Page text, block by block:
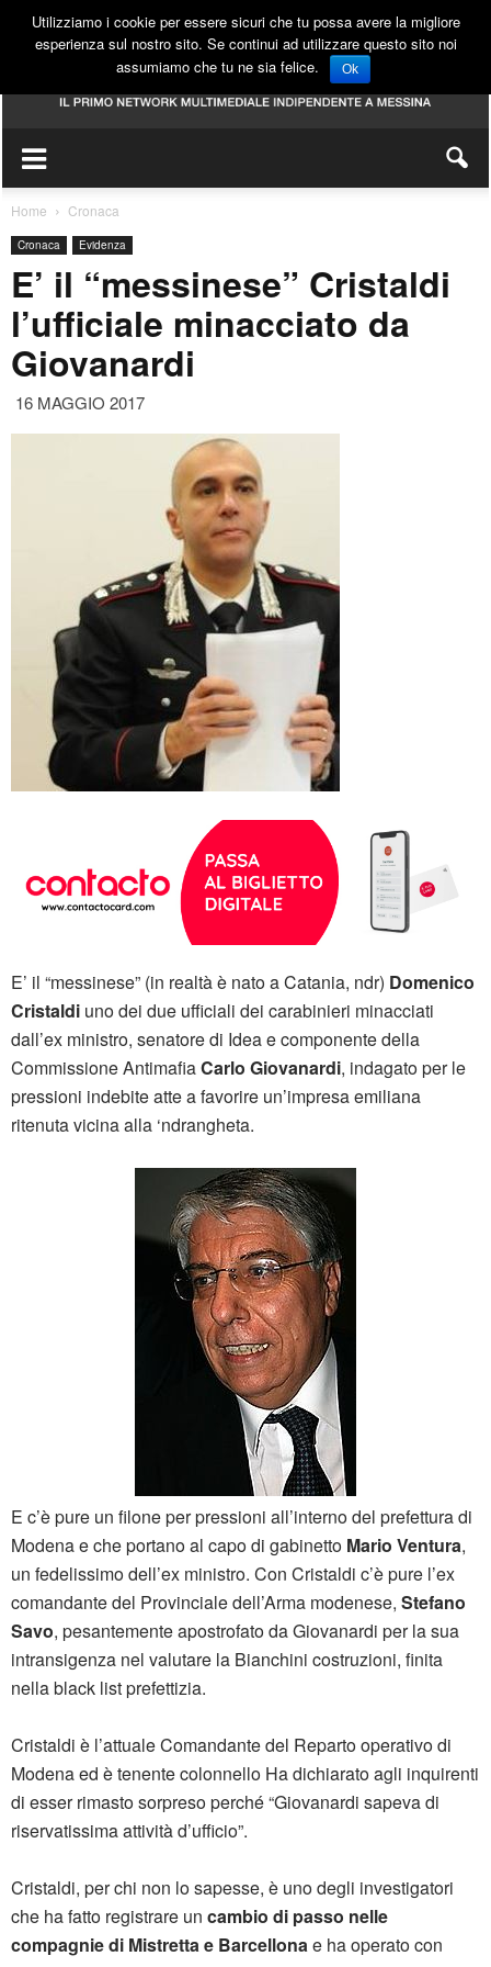
Home Cronaca
Cronaca Evidenza
E’ il “messinese” Cristaldi
l’ufficiale minacciato da
Giovanardi
16 MAGGIO 2017
E’ il “messinese” (in realtà è nato a Catania, ndr) Domenico
Cristaldi uno dei due ufficiali dei carabinieri minacciati
dall’ex ministro, senatore di Idea e componente della
Commissione AntimafiaCarlo Giovanardi, indagato per le
pressioni indebite atte a favorire un’impresa emiliana
ritenuta vicina alla ‘ndrangheta.
E c’è pure un filone per pressioni all’interno del prefettura di
Modena e che portano al capo di gabinetto Mario Ventura,
un fedelissimo dell’ex ministro. Con Cristaldi c’è pure l’ex
comandante del Provinciale dell’Arma modenese, Stefano
Savo, pesantemente apostrofato da Giovanardi per la sua
intransigenza nel valutare la Bianchini costruzioni, finita
nella black list prefettizia.
Cristaldi è l’attuale Comandante del Reparto operativo di
Modena ed è tenente colonnello Ha dichiarato agli inquirenti
di esser rimasto sorpreso perché “Giovanardi sapeva di
riservatissima attività d’ufficio”.
Cristaldi, per chi non lo sapesse, è uno degli investigatori
che ha fatto registrare un cambio di passo nelle
compagnie di Mistretta e Barcellonae ha operato con
Utilizziamo i cookie per essere sicuri che tu possa avere la migliore
esperienza sul nostro sito. Se continui ad utilizzare questo sito noi
assumiamo che tu ne sia felice.
Ok